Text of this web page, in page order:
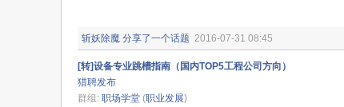
斩妖除魔 分享了一个话题 2016-07-31 08:45
[转]设备专业跳槽指南（国内TOP5工程公司方向）
猎聘发布
群组: 职场学堂 (职业发展)